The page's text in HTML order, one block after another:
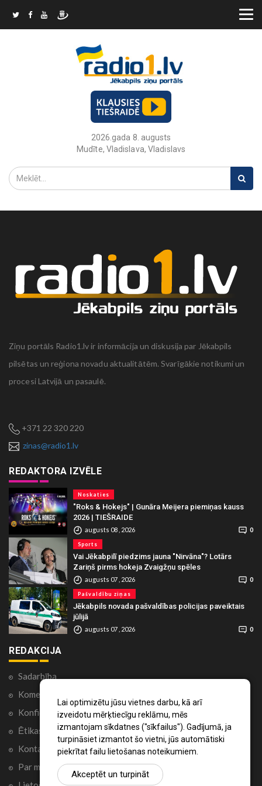
Lai optimizētu jūsu vietnes darbu, kā arī
izveidotu mērķtiecīgu reklāmu, mēs
izmantojam sīkdatnes ("sīkfailus"). Gadījumā, ja
turpināsiet izmantot šo vietni, jūs automātiski
piekrītat failu lietošanas noteikumiem.
Akceptēt un turpināt
2026.gada 8. augusts
Mudīte, Vladislava, Vladislavs
Ziņu portāls Radio1.lv ir informācija un diskusija par Jēkabpils
pilsētas un reģiona novadu aktualitātēm. Svarīgākie notikumi un
procesi Latvijā un pasaulē.
+371 22 320 220
zinas@radio1.lv
REDAKTORA IZVĒLE
Noskaties
"Roks & Hokejs" | Gunāra Meijera piemiņas kauss
2026 | TIEŠRAIDE
augusts 08 , 2026 0
Sports
Vai Jēkabpilī piedzims jauna "Nirvāna"? Lotārs
Zariņš pirms hokeja Zvaigžņu spēles
augusts 07 , 2026 0
Pašvaldību ziņas
Jēkabpils novada pašvaldības policijas paveiktais
jūlijā
augusts 07 , 2026 0
REDAKCIJA
Sadarbība
Komentāri portālā
Konfidencialitātes politika
Ētikas kodekss
Kontakti
Par mums